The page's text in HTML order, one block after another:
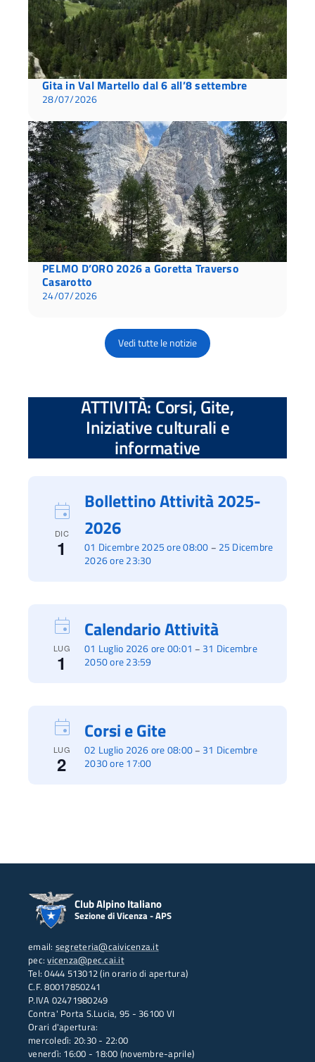
Gita in Val Martello dal 6 all’8 settembre
28/07/2026
PELMO D’ORO 2026 a Goretta Traverso
Casarotto
24/07/2026
Vedi tutte le notizie
ATTIVITÀ: Corsi, Gite,
Iniziative culturali e
informative
DIC
1 01 Dicembre 2025 ore 08:00 – 25 Dicembre
2026 ore 23:30
Bollettino Attività 2025-
2026
LUG
1
01 Luglio 2026 ore 00:01 – 31 Dicembre
2050 ore 23:59
Calendario Attività
LUG
2
02 Luglio 2026 ore 08:00– 31 Dicembre
2030 ore 17:00
Corsi e Gite
Club Alpino Italiano
Sezione di Vicenza - APS
email: segreteria@caivicenza.it
pec:vicenza@pec.cai.it
Tel: 0444 513012 (in orario di apertura)
C.F. 80017850241
P.IVA 02471980249
Contra' Porta S.Lucia, 95 - 36100 VI
Orari d'apertura:
mercoledì: 20:30 - 22:00
venerdì: 16:00 - 18:00 (novembre-aprile)